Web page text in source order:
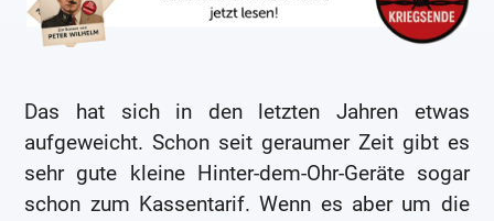
Das hat sich in den letzten Jahren etwas
aufgeweicht. Schon seit geraumer Zeit gibt es
sehr gute kleine Hinter-dem-Ohr-Geräte sogar
schon zum Kassentarif. Wenn es aber um die